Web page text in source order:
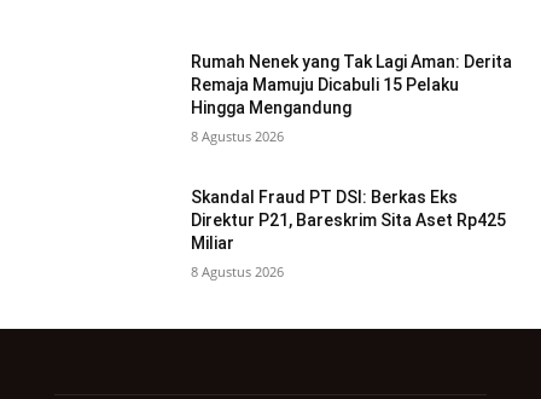
Rumah Nenek yang Tak Lagi Aman: Derita
Remaja Mamuju Dicabuli 15 Pelaku
Hingga Mengandung
8 Agustus 2026
Skandal Fraud PT DSI: Berkas Eks
Direktur P21, Bareskrim Sita Aset Rp425
Miliar
8 Agustus 2026